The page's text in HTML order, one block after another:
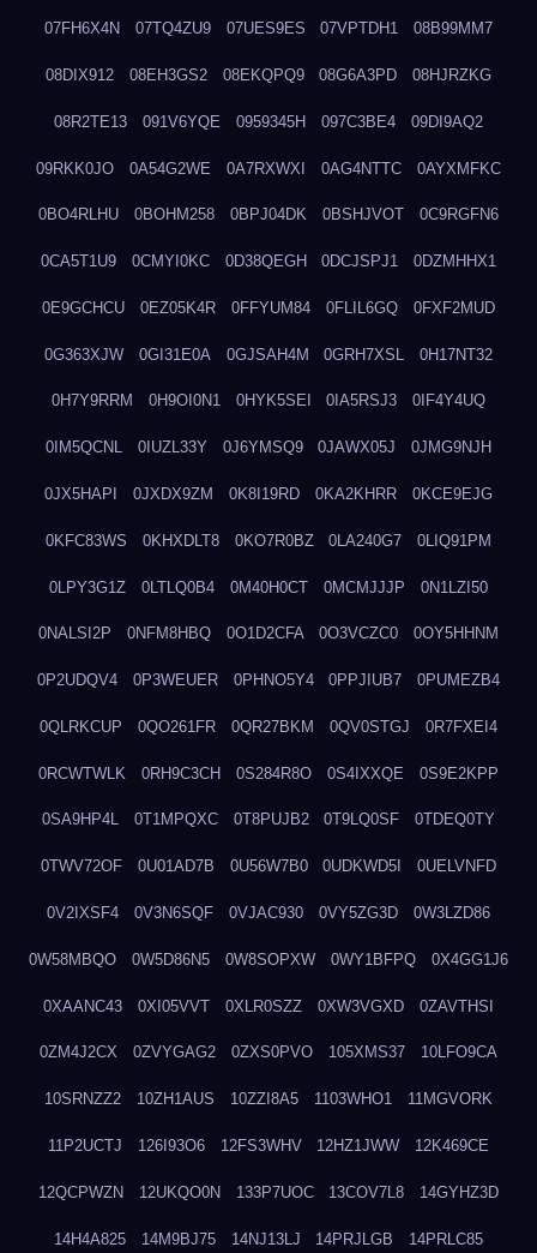
07FH6X4N 07TQ4ZU9 07UES9ES 07VPTDH1 08B99MM7
08DIX912 08EH3GS2 08EKQPQ9 08G6A3PD 08HJRZKG
08R2TE13 091V6YQE 0959345H 097C3BE4 09DI9AQ2
09RKK0JO 0A54G2WE 0A7RXWXI 0AG4NTTC 0AYXMFKC
0BO4RLHU 0BOHM258 0BPJ04DK 0BSHJVOT 0C9RGFN6
0CA5T1U9 0CMYI0KC 0D38QEGH 0DCJSPJ1 0DZMHHX1
0E9GCHCU 0EZ05K4R 0FFYUM84 0FLIL6GQ 0FXF2MUD
0G363XJW 0GI31E0A 0GJSAH4M 0GRH7XSL 0H17NT32
0H7Y9RRM 0H9OI0N1 0HYK5SEI 0IA5RSJ3 0IF4Y4UQ
0IM5QCNL 0IUZL33Y 0J6YMSQ9 0JAWX05J 0JMG9NJH
0JX5HAPI 0JXDX9ZM 0K8I19RD 0KA2KHRR 0KCE9EJG
0KFC83WS 0KHXDLT8 0KO7R0BZ 0LA240G7 0LIQ91PM
0LPY3G1Z 0LTLQ0B4 0M40H0CT 0MCMJJJP 0N1LZI50
0NALSI2P 0NFM8HBQ 0O1D2CFA 0O3VCZC0 0OY5HHNM
0P2UDQV4 0P3WEUER 0PHNO5Y4 0PPJIUB7 0PUMEZB4
0QLRKCUP 0QO261FR 0QR27BKM 0QV0STGJ 0R7FXEI4
0RCWTWLK 0RH9C3CH 0S284R8O 0S4IXXQE 0S9E2KPP
0SA9HP4L 0T1MPQXC 0T8PUJB2 0T9LQ0SF 0TDEQ0TY
0TWV72OF 0U01AD7B 0U56W7B0 0UDKWD5I 0UELVNFD
0V2IXSF4 0V3N6SQF 0VJAC930 0VY5ZG3D 0W3LZD86
0W58MBQO 0W5D86N5 0W8SOPXW 0WY1BFPQ 0X4GG1J6
0XAANC43 0XI05VVT 0XLR0SZZ 0XW3VGXD 0ZAVTHSI
0ZM4J2CX 0ZVYGAG2 0ZXS0PVO 105XMS37 10LFO9CA
10SRNZZ2 10ZH1AUS 10ZZI8A5 1103WHO1 11MGVORK
11P2UCTJ 126I93O6 12FS3WHV 12HZ1JWW 12K469CE
12QCPWZN 12UKQO0N 133P7UOC 13COV7L8 14GYHZ3D
14H4A825 14M9BJ75 14NJ13LJ 14PRJLGB 14PRLC85